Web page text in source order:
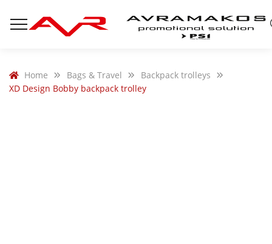
Home Bags & Travel
Backpack trolleys
XD Design Bobby backpack trolley